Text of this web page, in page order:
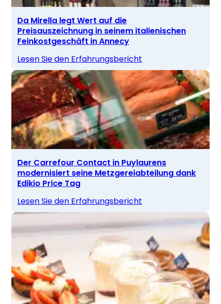
Da Mirella legt Wert auf die
Preisauszeichnung in seinem italienischen
Feinkostgeschäft in Annecy
Lesen Sie den Erfahrungsbericht
Der Carrefour Contact in Puylaurens
modernisiert seine Metzgereiabteilung dank
Edikio Price Tag
Lesen Sie den Erfahrungsbericht